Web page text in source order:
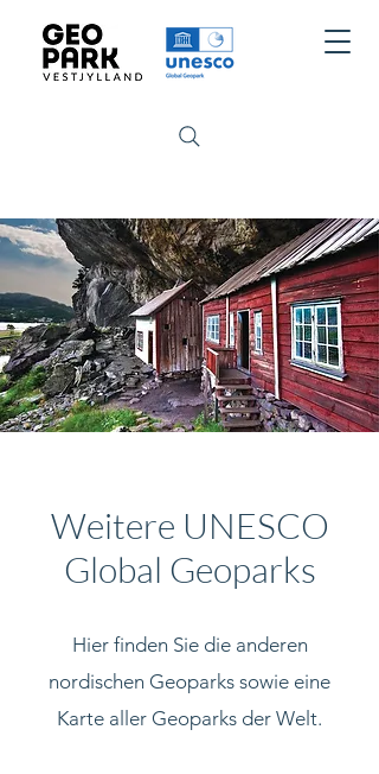
Weitere UNESCO
Global Geoparks
Hier finden Sie die anderen
nordischen Geoparks sowie eine
Karte aller Geoparks der Welt.